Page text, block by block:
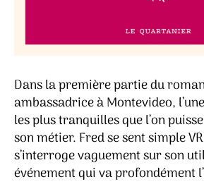
Dans la première partie du
ambassadrice à Montevideo,
les plus tranquilles que l’on
son métier. Fred se sent simple
s’interroge vaguement sur son
événement qui va profondément